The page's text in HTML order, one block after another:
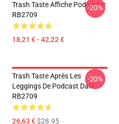
Trash Taste Affiche Podcaster
RB2709
18,21 € - 42,22 €
-20%
Trash Taste Après Les
Leggings De Podcast Dark
RB2709
26,63 €$28.95
-20%